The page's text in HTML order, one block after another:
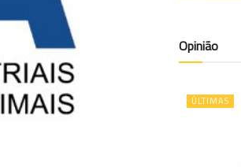
Opinião
ÚLTIMAS